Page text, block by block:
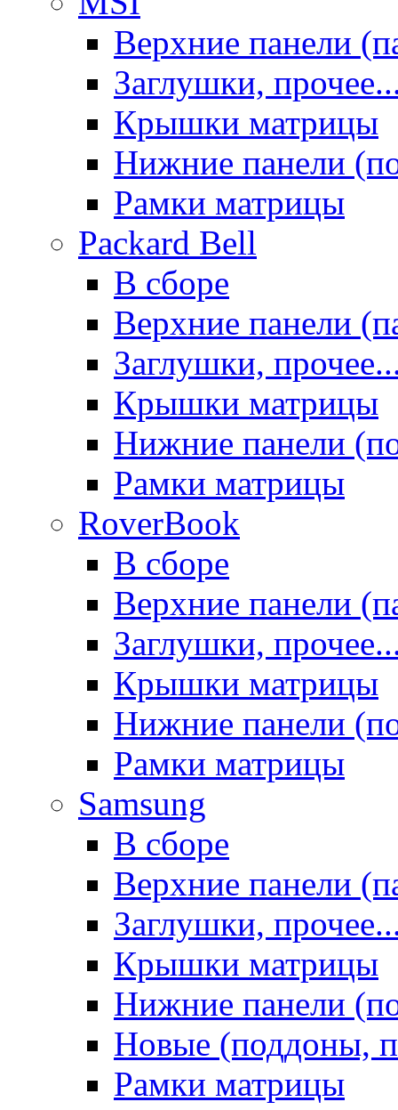
Верхние панели
Заглушки,
Крышки матрицы
Нижние панели
Рамки матрицы
Packard Bell
В сборе
Верхние панели
Заглушки,
Крышки матрицы
Нижние панели
Рамки матрицы
RoverBook
В сборе
Верхние панели
Заглушки,
Крышки матрицы
Нижние панели
Рамки матрицы
Samsung
В сборе
Верхние панели
Заглушки,
Крышки матрицы
Нижние панели
Новые (поддоны,
Рамки матрицы